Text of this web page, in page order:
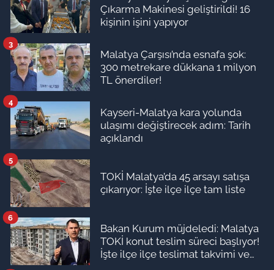
Çıkarma Makinesi geliştirildi! 16
kişinin işini yapıyor
Malatya Çarşısı’nda esnafa şok:
300 metrekare dükkana 1 milyon
TL önerdiler!
3
Kayseri-Malatya kara yolunda
ulaşımı değiştirecek adım: Tarih
açıklandı
4
TOKİ Malatya’da 45 arsayı satışa
çıkarıyor: İşte ilçe ilçe tam liste
5
Bakan Kurum müjdeledi: Malatya
TOKİ konut teslim süreci başlıyor!
İşte ilçe ilçe teslimat takvimi ve
6